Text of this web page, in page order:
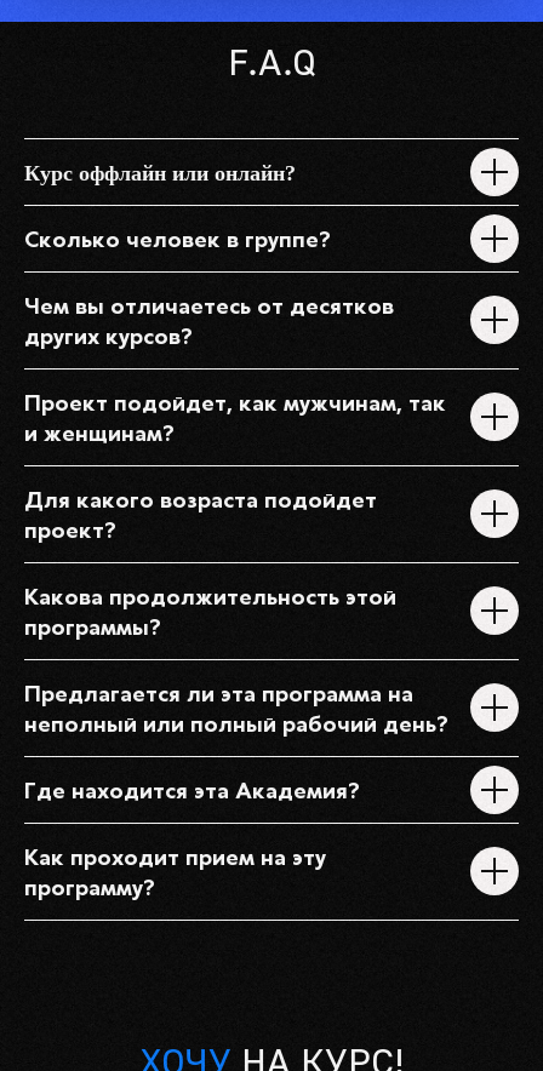
F.A.Q
Курс оффлайн или онлайн?
Сколько человек в группе?
Чем вы отличаетесь от десятков
других курсов?
Проект подойдет, как мужчинам, так
и женщинам?
Для какого возраста подойдет
проект?
Какова продолжительность этой
программы?
Предлагается ли эта программа на
неполный или полный рабочий день?
Где находится эта Академия?
Как проходит прием на эту
программу?
ХОЧУ НА КУРС!
БОЛЬШАЯ ПУШКАРСКАЯ
МОХОВАЯ УЛИЦА, 40,
САНКТ-ПЕТЕРБУРГ